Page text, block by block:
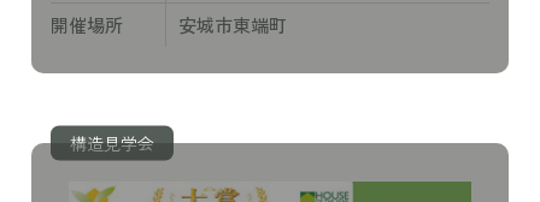
開催場所
安城市東端町
構造見学会